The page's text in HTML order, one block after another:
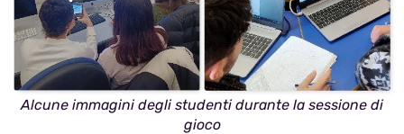
Alcune immagini degli studenti durante la sessione di
gioco